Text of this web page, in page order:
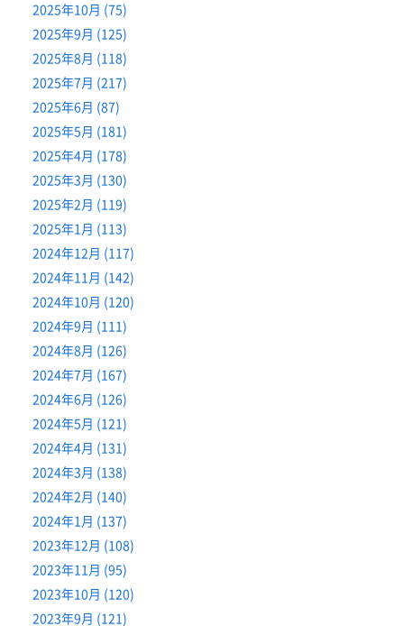
2025年10月 (75)
2025年9月 (125)
2025年8月 (118)
2025年7月 (217)
2025年6月 (87)
2025年5月 (181)
2025年4月 (178)
2025年3月 (130)
2025年2月 (119)
2025年1月 (113)
2024年12月 (117)
2024年11月 (142)
2024年10月 (120)
2024年9月 (111)
2024年8月 (126)
2024年7月 (167)
2024年6月 (126)
2024年5月 (121)
2024年4月 (131)
2024年3月 (138)
2024年2月 (140)
2024年1月 (137)
2023年12月 (108)
2023年11月 (95)
2023年10月 (120)
2023年9月 (121)